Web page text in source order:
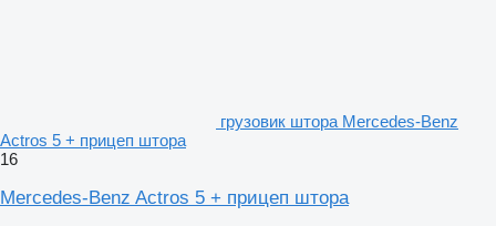
грузовик штора Mercedes-Benz
Actros 5 + прицеп штора
16
Mercedes-Benz Actros 5 + прицеп штора